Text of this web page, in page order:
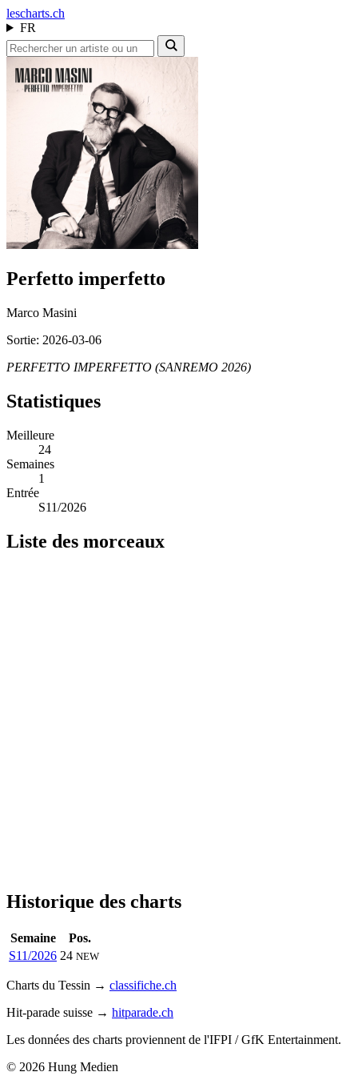
lescharts.ch
FR
Perfetto imperfetto
Marco Masini
Sortie: 2026-03-06
PERFETTO IMPERFETTO (SANREMO 2026)
Statistiques
Meilleure
24
Semaines
1
Entrée
S11/2026
Liste des morceaux
Historique des charts
Semaine
Pos.
S11/2026 24 NEW
Charts du Tessin → classifiche.ch
Hit-parade suisse → hitparade.ch
Les données des charts proviennent de l'IFPI / GfK Entertainment.
© 2026 Hung Medien